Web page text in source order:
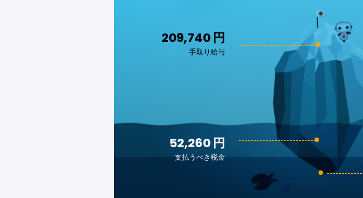
209,740 円
手取り給与
52,260 円
支払うべき税金